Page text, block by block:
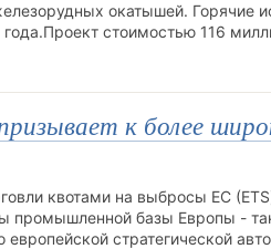
окатышей. Горячие
стоимостью 116
к более
квотами на выбросы ЕС
промышленной базы Европы -
европейской стратегической